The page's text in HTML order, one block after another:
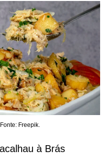
Freepik.
à Brás